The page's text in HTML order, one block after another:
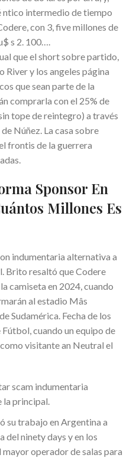
ntico intermedio de tiempo
con 3, five millones de
s 2. 100….
que el short sobre partido,
River y los angeles página
que sean parte de la
comprarla con el 25% de
tope de reintegro) a través
Núñez. La casa sobre
frontis de la guerrera
Sponsor En
Millones Es
indumentaria alternativa a
Brito resaltó que Codere
camiseta en 2024, cuando
al estadio Mâs
Sudamérica. Fecha de los
cuando un equipo de
visitante an Neutral el
scam indumentaria
la principal.
su trabajo en Argentina a
del ninety days y en los
operador de salas para